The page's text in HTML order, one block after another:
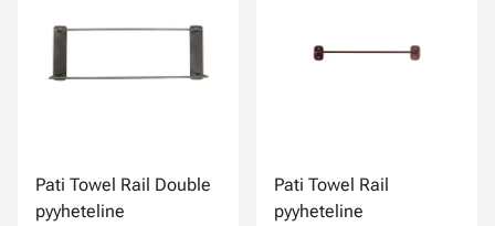
Pati Towel Rail Double
pyyheteline
Pati Towel Rail
pyyheteline